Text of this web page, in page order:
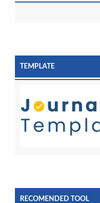
TEMPLATE
RECOMENDED TOOL